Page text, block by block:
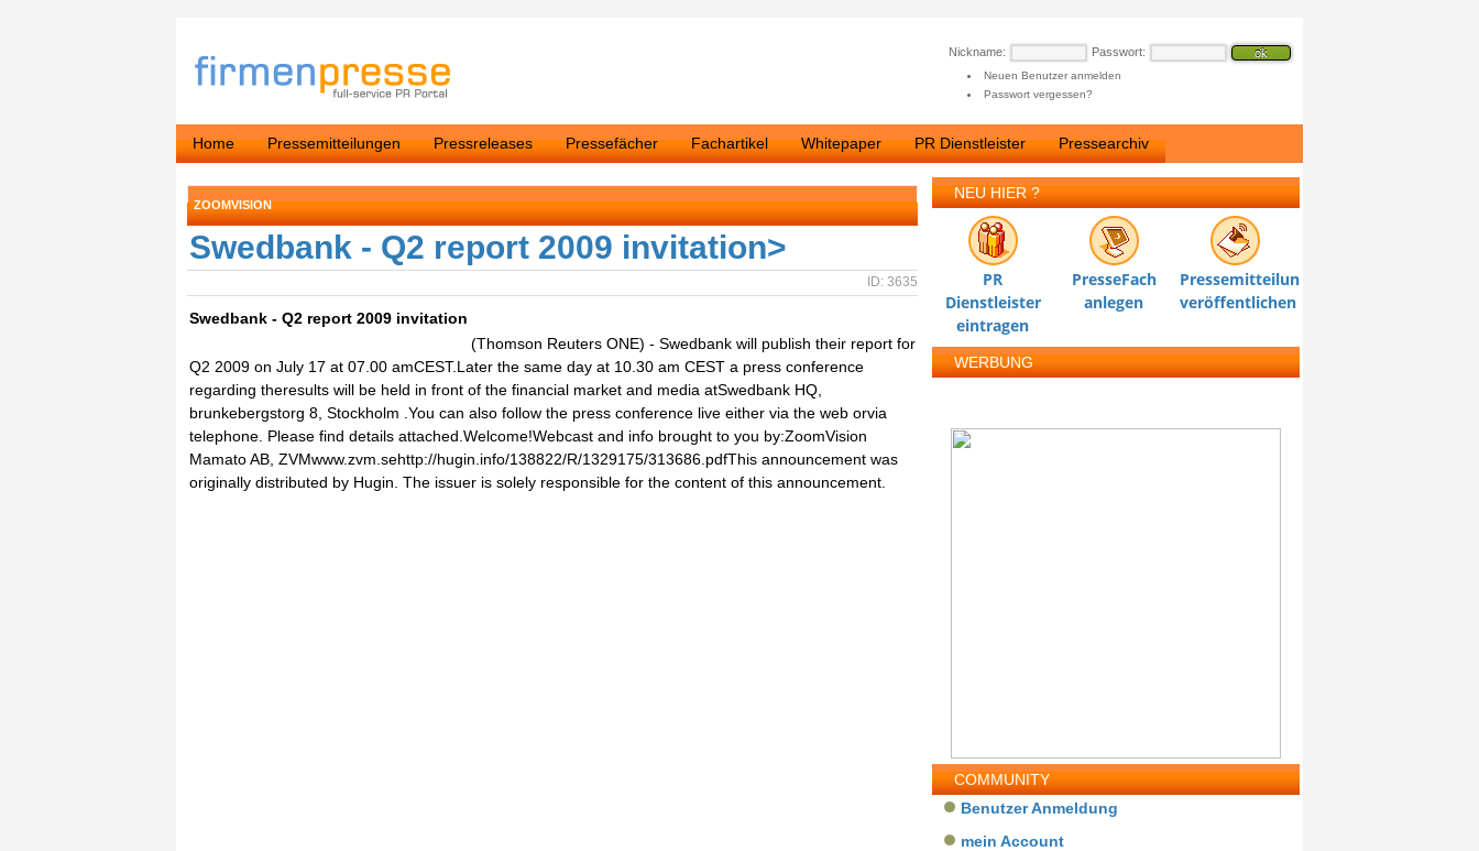
Nickname: Passwort:
Neuen Benutzer anmelden
Passwort vergessen?
Home Pressemitteilungen Pressreleases Pressefächer Fachartikel Whitepaper PR Dienstleister Pressearchiv
ZOOMVISION
Swedbank - Q2 report 2009 invitation>
ID: 3635
Swedbank - Q2 report 2009 invitation
(Thomson Reuters ONE) - Swedbank will publish their report for
Q2 2009 on July 17 at 07.00 amCEST.Later the same day at 10.30 am CEST a press conference
regarding theresults will be held in front of the financial market and media atSwedbank HQ,
brunkebergstorg 8, Stockholm .You can also follow the press conference live either via the web orvia
telephone. Please find details attached.Welcome!Webcast and info brought to you by:ZoomVision
Mamato AB, ZVMwww.zvm.sehttp://hugin.info/138822/R/1329175/313686.pdfThis announcement was
originally distributed by Hugin. The issuer is solely responsible for the content of this announcement.
NEU HIER ?
PR
Dienstleister
eintragen
PresseFach
anlegen
Pressemitteilung
veröffentlichen
WERBUNG
COMMUNITY
Benutzer Anmeldung
mein Account